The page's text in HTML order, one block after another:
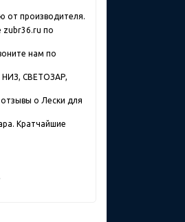
от производителя.
zubr36.ru по
нам по
НИЗ, СВЕТОЗАР,
отзывы о Лески для
Кратчайшие